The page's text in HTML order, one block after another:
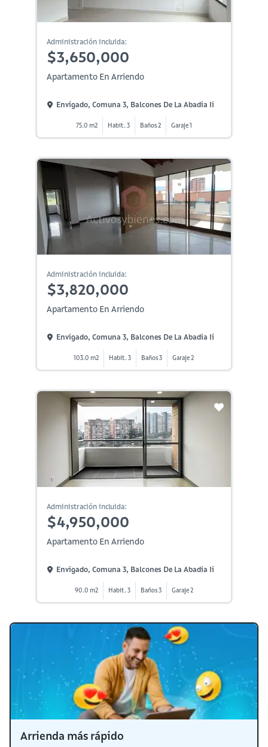
Administración incluida:
$3,650,000
Apartamento En Arriendo
Envigado, Comuna 3, Balcones De La Abadia Ii
75.0 m2 Habit. 3 Baños 2 Garaje 1
Administración incluida:
$3,820,000
Apartamento En Arriendo
Envigado, Comuna 3, Balcones De La Abadia Ii
103.0 m2 Habit. 3 Baños 3 Garaje 2
Administración incluida:
$4,950,000
Apartamento En Arriendo
Envigado, Comuna 3, Balcones De La Abadia Ii
90.0 m2 Habit. 3 Baños 3 Garaje 2
Arrienda más rápido